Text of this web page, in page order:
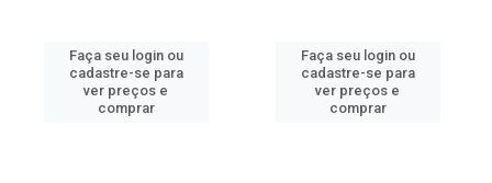
Faça seu login ou
cadastre-se para
ver preços e
comprar
Faça seu login ou
cadastre-se para
ver preços e
comprar